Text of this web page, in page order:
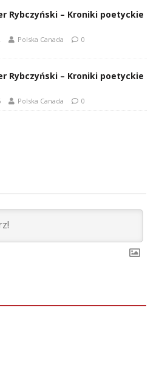
Rybczyński – Kroniki poetyckie
Polska Canada 0
Rybczyński – Kroniki poetyckie
Polska Canada 0